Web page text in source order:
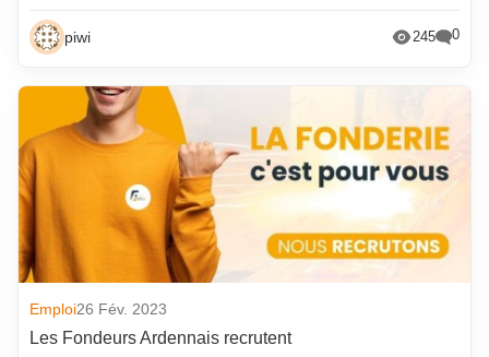
piwi 245 0
Emploi26 Fév. 2023
Les Fondeurs Ardennais recrutent